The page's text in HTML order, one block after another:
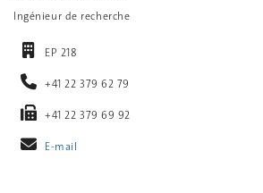
Ingénieur de recherche
EP 218
+41 22 379 62 79
+41 22 379 69 92
E-mail